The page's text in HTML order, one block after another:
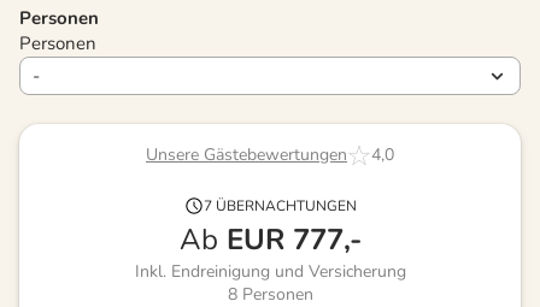
Personen
Personen
Unsere Gästebewertungen 4,0
7 ÜBERNACHTUNGEN
Ab EUR 777,-
Inkl. Endreinigung und Versicherung
8 Personen